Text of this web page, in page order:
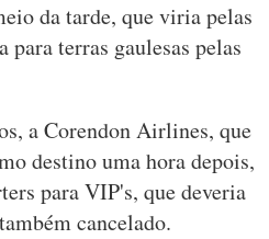
da tarde, que viria pelas
terras gaulesas pelas
a Corendon Airlines, que
destino uma hora depois,
para VIP's, que deveria
cancelado.